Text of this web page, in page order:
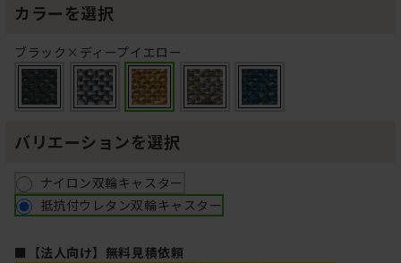
カラーを選択
ブラック×ディープイエロー
バリエーションを選択
ナイロン双輪キャスター
抵抗付ウレタン双輪キャスター
■【法人向け】無料見積依頼